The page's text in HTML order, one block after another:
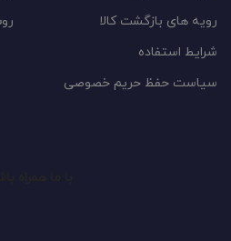
رویه های بازگشت کالا
شرایط استفاده
سیاست حفظ حریم خصوصی